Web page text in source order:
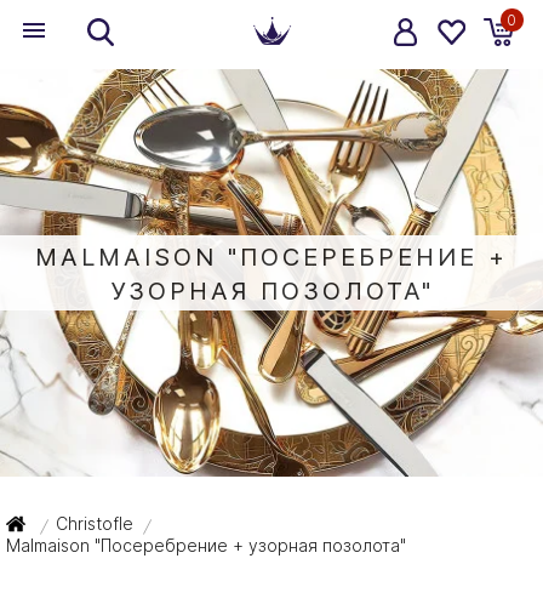
0
MALMAISON "ПОСЕРЕБРЕНИЕ +
УЗОРНАЯ ПОЗОЛОТА"
/ Christofle /
Malmaison "Посеребрение + узорная позолота"